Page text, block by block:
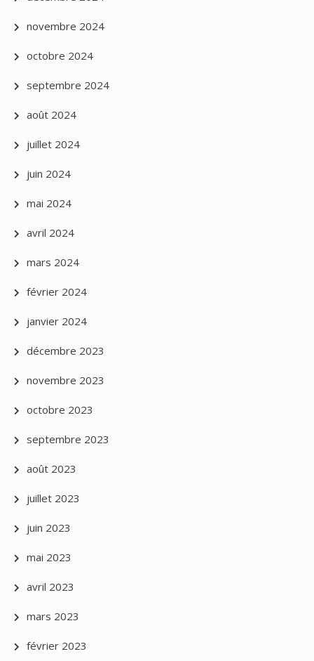
novembre 2024
octobre 2024
septembre 2024
août 2024
juillet 2024
juin 2024
mai 2024
avril 2024
mars 2024
février 2024
janvier 2024
décembre 2023
novembre 2023
octobre 2023
septembre 2023
août 2023
juillet 2023
juin 2023
mai 2023
avril 2023
mars 2023
février 2023